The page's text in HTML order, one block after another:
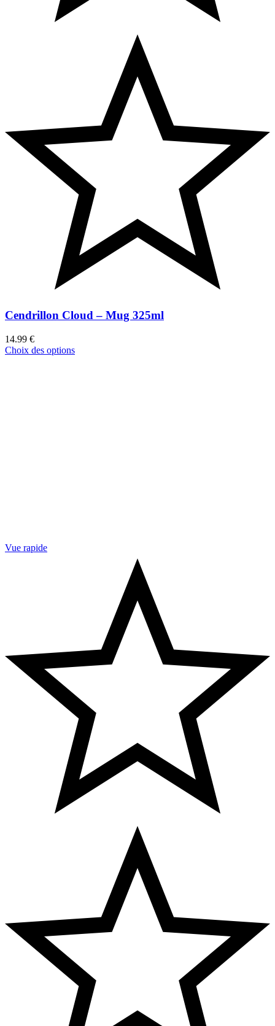
Cendrillon Cloud – Mug 325ml
14.99 €
Choix des options
Vue rapide